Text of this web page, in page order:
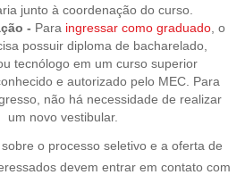
junto à coordenação do curso.
- Para ingressar como graduado , o
possuir diploma de bacharelado,
tecnólogo em um curso superior
e autorizado pelo MEC. Para
não há necessidade de realizar
um novo vestibular.
o processo seletivo e a oferta de
devem entrar em contato com